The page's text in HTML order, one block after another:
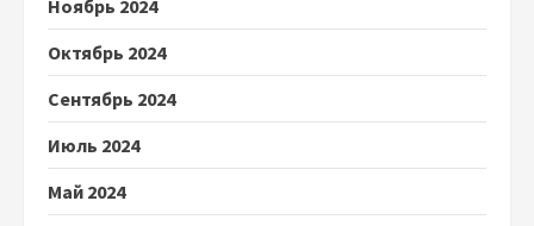
Ноябрь 2024
Октябрь 2024
Сентябрь 2024
Июль 2024
Май 2024